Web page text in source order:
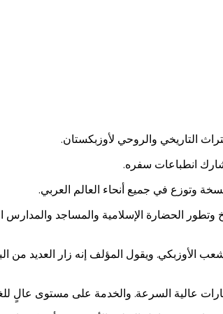
التاريخي والروحي لأوزبكستان.
انطباعات سفره.
الحضارة الإسلامية والمساجد والمدارس
الأوزبكي. ويقول المؤلف إنه زار العديد من
عالية السرعة. والخدمة على مستوى عالٍ